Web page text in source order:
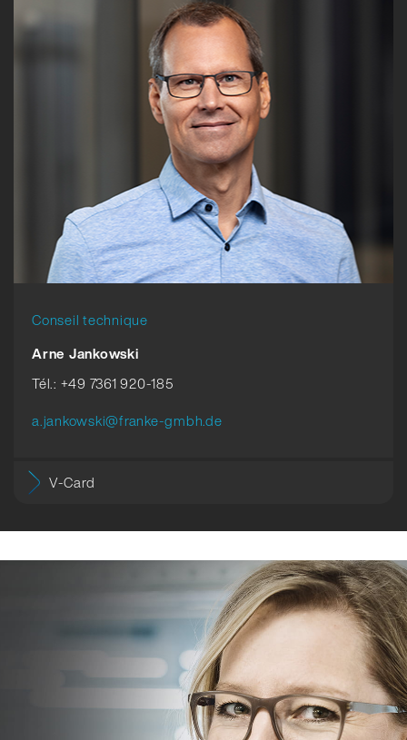
Conseil technique
Arne Jankowski
Tél.: +49 7361 920-185
a.jankowski@franke-gmbh.de
V-Card